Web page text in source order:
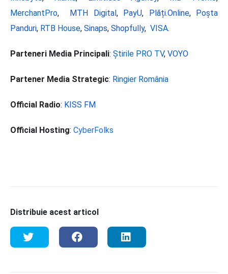
MerchantPro, MTH Digital, PayU, Plăți.Online, Poșta
Panduri, RTB House, Sinaps, Shopfully, VISA.
Parteneri Media Principali: Știrile PRO TV, VOYO
Partener Media Strategic: Ringier România
Official Radio: KISS FM
Official Hosting: CyberFolks
Distribuie acest articol